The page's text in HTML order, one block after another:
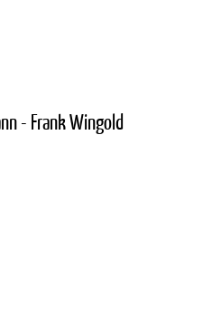
- Frank Wingold